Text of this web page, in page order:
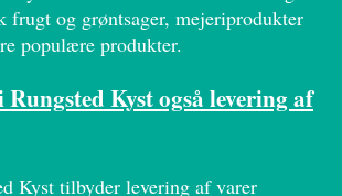
frugt og grøntsager, mejeriprodukter
populære produkter.
Kyst også levering af
Kyst tilbyder levering af varer